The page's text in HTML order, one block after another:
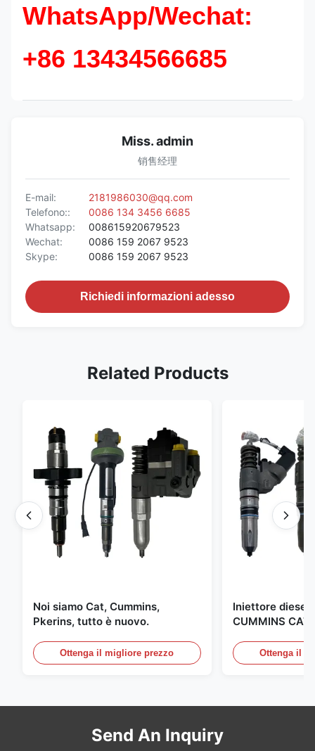
WhatsApp/Wechat:
+86 13434566685
Miss. admin
销售经理
E-mail:
2181986030@qq.com
Telefono::
0086 134 3456 6685
Whatsapp:
008615920679523
Wechat:
0086 159 2067 9523
Skype:
0086 159 2067 9523
Richiedi informazioni adesso
Related Products
Noi siamo Cat, Cummins,
Pkerins, tutto è nuovo.
Ottenga il migliore prezzo
Iniettore diesel
CUMMINS CAT
Ottenga il
Send An Inquiry